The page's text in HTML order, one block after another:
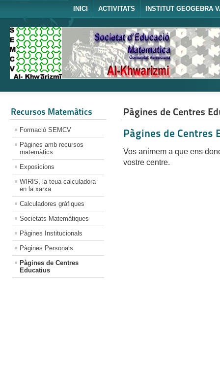
INICI ACTIVITATS INSTITUT GEOGEBRA
Recursos Matemàtics
Formació SEMCV
Pàgines amb recursos
matemàtics
Exposicions
WIRIS, la teua calculadora
en la xarxa
Calculadores gràfiques
Societats Matemàtiques
Pàgines Institucionals
Pàgines Personals
Pàgines de Centres
Educatius
Pàgines de Centres
Pàgines de Centres
Vos animem a que ens
vostre centre.